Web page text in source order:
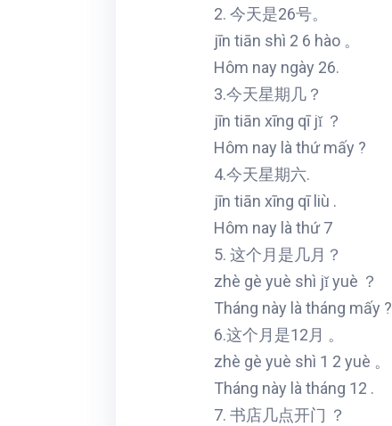
2. 今天是26号。
jīn tiān shì 2 6 hào 。
Hôm nay ngày 26.
3.今天星期几？
jīn tiān xīng qī jǐ ？
Hôm nay là thứ mấy ?
4.今天星期六.
jīn tiān xīng qī liù .
Hôm nay là thứ 7
5. 这个月是几月？
zhè gè yuè shì jǐ yuè ？
Tháng này là tháng mấy ?
6.这个月是12月 。
zhè gè yuè shì 1 2 yuè 。
Tháng này là tháng 12 .
7. 书店几点开门 ？